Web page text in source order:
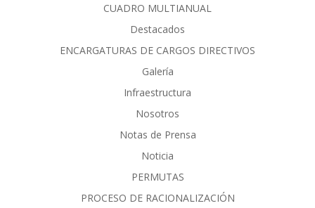
CUADRO MULTIANUAL
Destacados
ENCARGATURAS DE CARGOS DIRECTIVOS
Galería
Infraestructura
Nosotros
Notas de Prensa
Noticia
PERMUTAS
PROCESO DE RACIONALIZACIÓN